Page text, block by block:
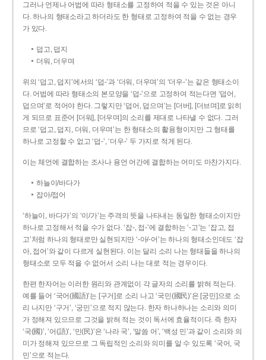
그러나 언제나 어법에 따라 형태소를 고정하여 적을 수 있는 것은 아니
다. 하나의 형태소라고 하더라도 한 형태로 고정하여 적을 수 없는 경우
가 있다.
덥고, 덥지
더워, 더우며
위의 ‘덥고, 덥지’에서의 ‘덥-­’과 ‘더워, 더우며’의 ‘더우-­’는 같은 형태소이
다. 어법에 따라 형태소의 본모양을 ‘덥-­’으로 고정하여 적는다면 ‘덥어,
덥으며’로 적어야 한다. 그렇지만 ‘덥어, 덥으며’는 [더버], [더브며]로 읽히
게 되므로 표준어 [더워], [더우며]의 소리를 제대로 나타낼 수 없다. 그러
므로 ‘덥고, 덥지, 더워, 더우며’는 한 형태소의 활용형이지만 그 형태를
하나로 고정할 수 없고 ‘덥-’, ‘더우-’ 두 가지로 적게 된다.
이는 체언에 결합하는 조사나 용언 어간에 결합하는 어미도 마찬가지다.
하늘이/바다가
잡아/접어
‘하늘이, 바다가’의 ‘이/가’는 주격의 뜻을 나타내는 동일한 형태소이지만
하나로 고정해서 적을 수가 없다. ‘잡-, 접-’에 결합하는 ‘-고’는 ‘잡고, 접
고’처럼 하나의 형태로만 실현되지만 ‘-아/-어’는 하나의 형태소인데도 ‘잡
아, 접어’와 같이 다르게 실현된다. 이는 달리 소리 나는 형태들을 하나의
형태소로 모두 적을 수 없어서 소리 나는 대로 적는 경우이다.
한편 한자어는 이러한 원리와 관계없이 각 글자의 소리를 밝혀 적는다.
예를 들어 ‘국어(國語)’는 [구거]로 소리 나고 ‘국민(國民)’은 [궁민]으로 소
리 나지만 ‘구거’, ‘궁민’으로 적지 않는다. 한자 하나하나는 소리와 의미
가 정해져 있으므로 그것을 밝혀 적는 것이 독서에 효율적이다. 즉 한자
‘국(國)’, ‘어(語)’, ‘민(民)’은 ‘나라 국’, ‘말씀 어’, ‘백성 민’과 같이 소리와 의
미가 정해져 있으므로 그 독립적인 소리와 의미를 알 수 있도록 ‘국어, 국
민’으로 적는다.